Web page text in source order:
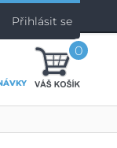
Přihlásit se
0